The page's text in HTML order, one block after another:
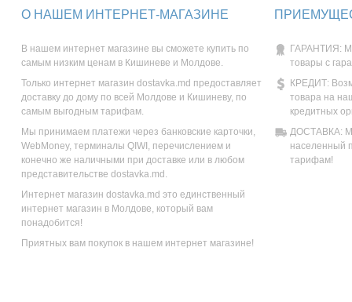
О НАШЕМ ИНТЕРНЕТ-МАГАЗИНЕ
В нашем интернет магазине вы сможете купить по
самым низким ценам в Кишиневе и Молдове.
Только интернет магазин dostavka.md предоставляет
доставку до дому по всей Молдове и Кишиневу, по
самым выгодным тарифам.
Мы принимаем платежи через банковские карточки,
WebMoney, терминалы QIWI, перечислением и
конечно же наличными при доставке или в любом
представительстве dostavka.md.
Интернет магазин dostavka.md это единственный
интернет магазин в Молдове, который вам
понадобится!
Приятных вам покупок в нашем интернет магазине!
ГАРАНТИЯ:
товары с
КРЕДИТ:
товара на
кредитных
ДОСТАВКА:
населенный
тарифам!